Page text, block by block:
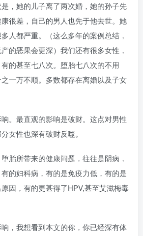
，她的儿子离了两次婚，她的孙子先
很差，自己的男人也先于他去世。她
人都严重。（这么多年的案例总结，
的恶果会更深）我们还有很多女性，
的甚至七八次。堕胎七八次的不用
一万不顺。多数都存在离婚以及子女
响。最直观的影响是破财。这点对男性
女性也深有破财反噬。
堕胎所带来的健康问题，往往是阴病，
的妇科病，有的是免疫力低，有的是
因，有的更甚得了HPV,甚至艾滋梅毒
响，我想看到本文的你，你已经深有体